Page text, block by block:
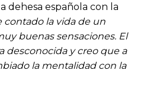
dehesa española con la
contado la vida de un
buenas sensaciones. El
desconocida y creo que a
la mentalidad con la